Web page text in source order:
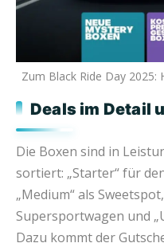
Zum Black Ride Day 2025:
Deals im Detail
Die Boxen sind in
sortiert: „Starter“ für
„Medium“ als
Supersportwagen und
Dazu kommt der